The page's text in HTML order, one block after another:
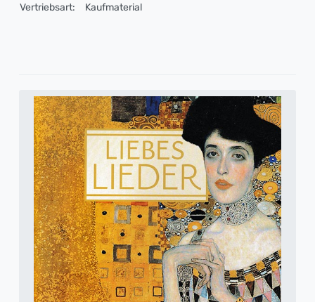
Vertriebsart:
Kaufmaterial